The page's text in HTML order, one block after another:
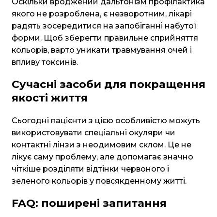
якого не розроблена, є незворотним, лікарі
радять зосередитися на запобіганні набутої
форми. Щоб зберегти правильне сприйняття
кольорів, варто уникати травмування очей і
впливу токсинів.
Сучасні засоби для покращення
якості життя
Сьогодні пацієнти з цією особливістю можуть
використовувати спеціальні окуляри чи
контактні лінзи з неодимовим склом. Це не
лікує саму проблему, але допомагає значно
чіткіше розділяти відтінки червоного і
зеленого кольорів у повсякденному житті.
FAQ: поширені запитання